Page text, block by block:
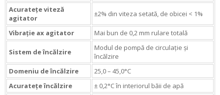
Acuratețe viteză
agitator
±2% din viteza setată, de obicei < 1%
Vibrație ax agitator Mai bun de 0,2 mm rulare totală
Sistem de încălzire
Modul de pompă de circulație și
încălzire
Domeniu de încălzire
25,0 – 45,0°C
Acuratețe încălzire
± 0,2°C în interiorul băii de apă